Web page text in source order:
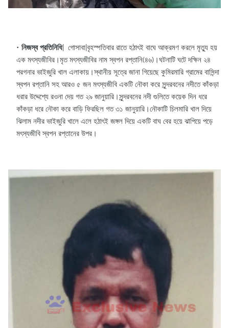
নিজস্ব প্রতিনিধি| গোসাবা|বৃহস্পতিবার রাতে হঠাৎই বাঘে আক্রমণ করলে মৃত্যু হয়
এক মৎস্যজীবির।মৃত মৎস্যজীবির নাম স্বপন রপ্তানি(৪৬)।ঘটনাটি ঘটে দক্ষিন ২৪
পরগনার ভাইজুরি খাল এলাকায়।স্থানীয় সূত্রে জানা গিয়েছে কুমিরমারি গ্রামের বাসিন্দা
স্বপন রপ্তানি সহ আরও ৫ জন মৎস্যজীবি একটি নৌকা করে সুন্দরবনের নদীতে কাঁকড়া
ধরার উদ্দেশ্যে রওনা দেয় গত ২৯ জানুয়ারি।সুন্দরবনের নদী গুলিতে কয়েক দিন ধরে
কাঁকড়া ধরে নৌকা করে বাড়ি ফিরছিল গত ৩১ জানুয়ারি।নৌকাটি চিলমারি খাল দিয়ে
ঝিলাম নদীর ভাইজুরি খালে এলে হঠাৎই জঙ্গল দিয়ে একটি বাঘ বের হয়ে ঝাপিয়ে পড়ে
মৎস্যজীবি স্বপন রপ্তানের উপর।